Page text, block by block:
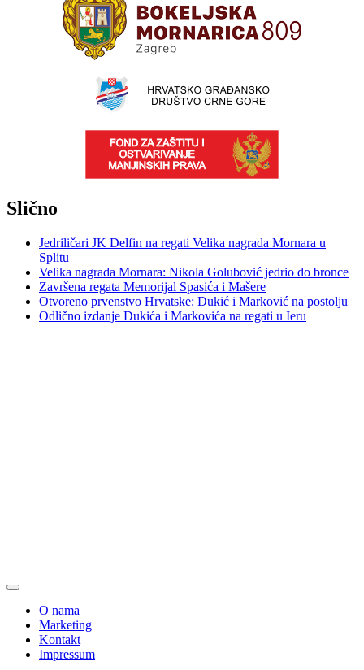
Slično
Jedriličari JK Delfin na regati Velika nagrada Mornara u
Splitu
Velika nagrada Mornara: Nikola Golubović jedrio do bronce
Završena regata Memorijal Spasića i Mašere
Otvoreno prvenstvo Hrvatske: Dukić i Marković na postolju
Odlično izdanje Dukića i Markovića na regati u Ieru
O nama
Marketing
Kontakt
Impressum